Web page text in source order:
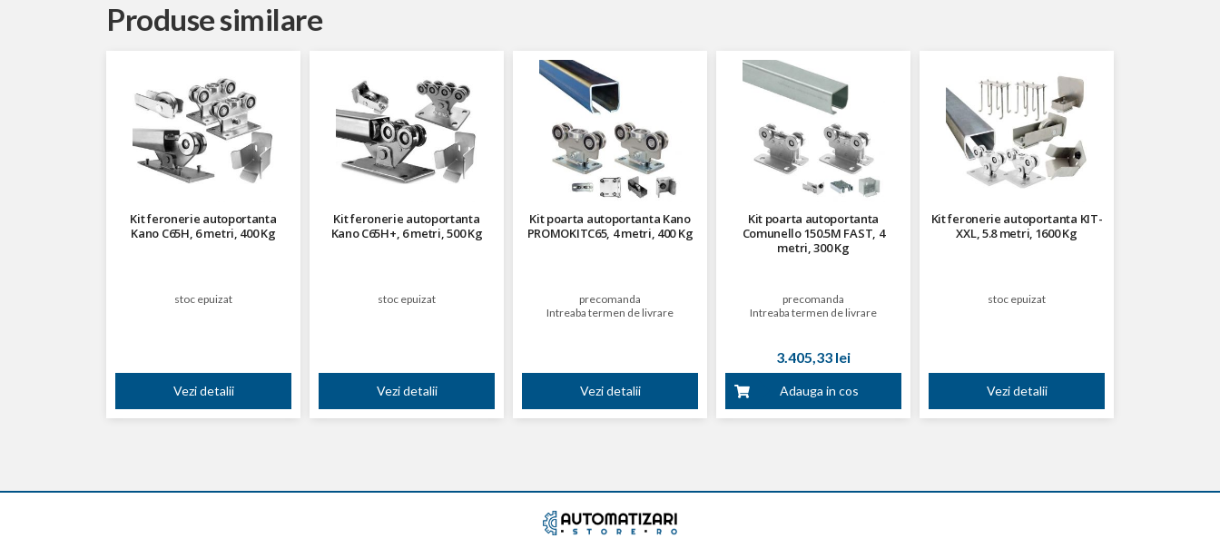
Produse similare
Kit feronerie autoportanta
Kano C65H, 6 metri, 400 Kg
stoc epuizat
Vezi detalii
Kit feronerie autoportanta
Kano C65H+, 6 metri, 500 Kg
stoc epuizat
Vezi detalii
Kit poarta autoportanta Kano
PROMOKITC65, 4 metri, 400 Kg
precomanda
Intreaba termen de livrare
Vezi detalii
Kit poarta autoportanta
Comunello 150.5M FAST, 4
metri, 300 Kg
precomanda
Intreaba termen de livrare
3.405,33 lei
Adauga in cos
Kit feronerie autoportanta KIT-
XXL, 5.8 metri, 1600 Kg
stoc epuizat
Vezi detalii